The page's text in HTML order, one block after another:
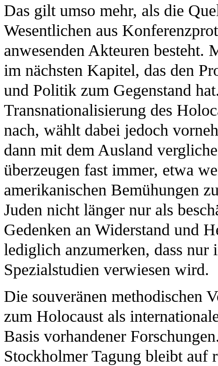
Das gilt umso mehr, als die
Wesentlichen aus
anwesenden Akteuren besteht.
im nächsten Kapitel, das den
und Politik zum Gegenstand
Transnationalisierung des
nach, wählt dabei jedoch
dann mit dem Ausland
überzeugen fast immer, etwa
amerikanischen Bemühungen
Juden nicht länger nur als
Gedenken an Widerstand und
lediglich anzumerken, dass nur
Spezialstudien verwiesen wird.
Die souveränen methodischen
zum Holocaust als
Basis vorhandener
Stockholmer Tagung bleibt auf